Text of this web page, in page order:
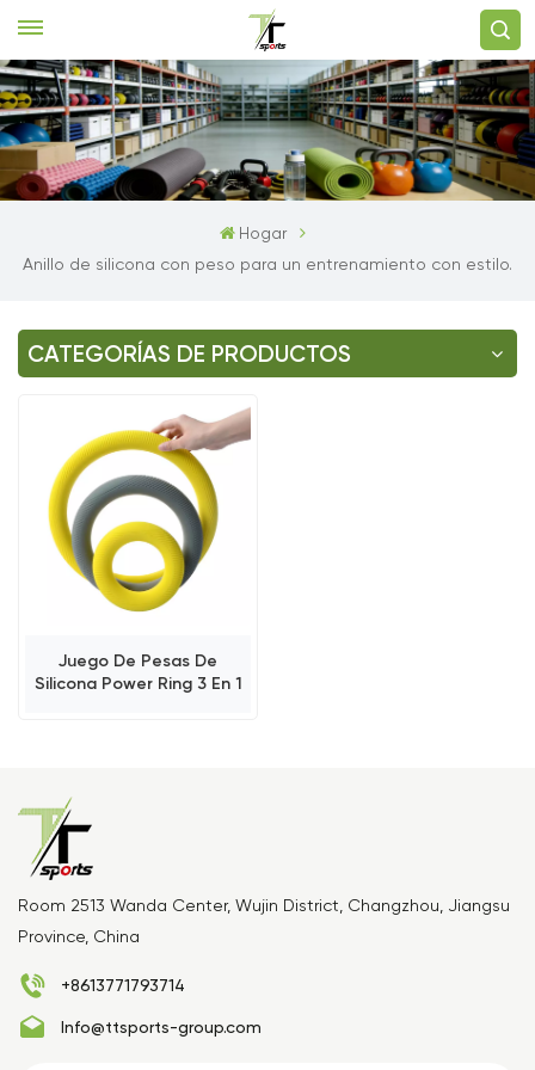
Hogar
Anillo de silicona con peso para un entrenamiento con estilo.
CATEGORÍAS DE PRODUCTOS
Juego De Pesas De
Silicona Power Ring 3 En 1
Room 2513 Wanda Center, Wujin District, Changzhou, Jiangsu
Province, China
+8613771793714
Info@ttsports-group.com